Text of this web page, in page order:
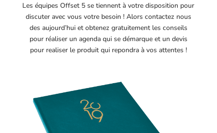
Les équipes Offset 5 se tiennent à votre disposition pour
discuter avec vous votre besoin ! Alors contactez nous
des aujourd’hui et obtenez gratuitement les conseils
pour réaliser un agenda qui se démarque et un devis
pour realiser le produit qui repondra à vos attentes !